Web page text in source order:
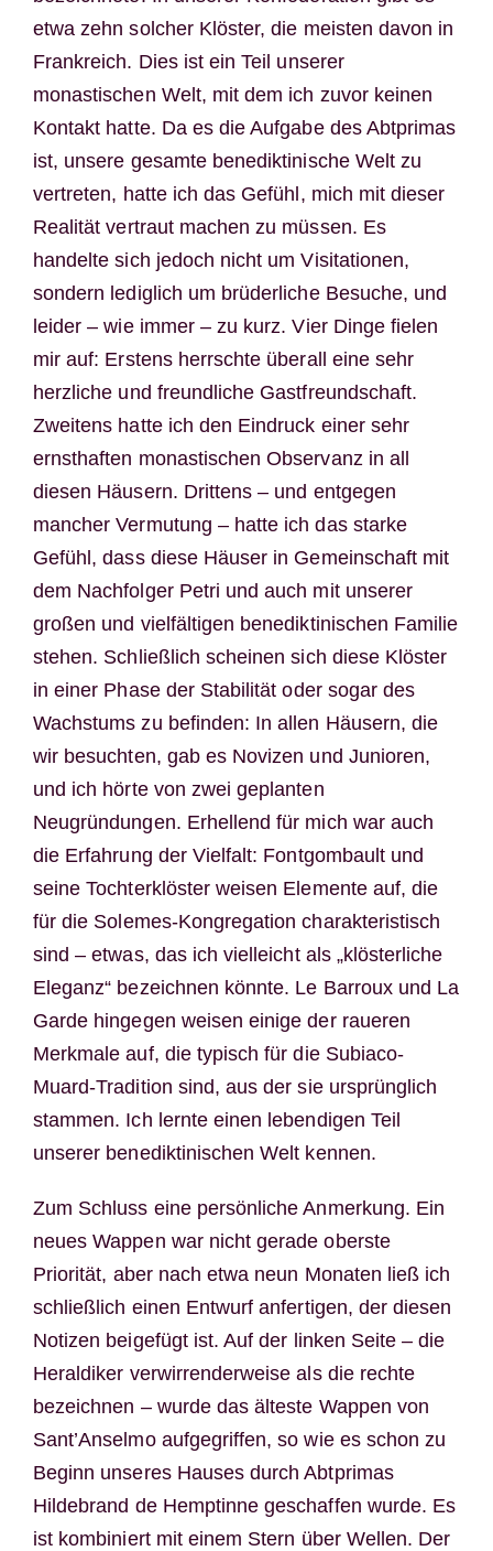
etwa zehn solcher Klöster, die meisten davon in
Frankreich. Dies ist ein Teil unserer
monastischen Welt, mit dem ich zuvor keinen
Kontakt hatte. Da es die Aufgabe des Abtprimas
ist, unsere gesamte benediktinische Welt zu
vertreten, hatte ich das Gefühl, mich mit dieser
Realität vertraut machen zu müssen. Es
handelte sich jedoch nicht um Visitationen,
sondern lediglich um brüderliche Besuche, und
leider – wie immer – zu kurz. Vier Dinge fielen
mir auf: Erstens herrschte überall eine sehr
herzliche und freundliche Gastfreundschaft.
Zweitens hatte ich den Eindruck einer sehr
ernsthaften monastischen Observanz in all
diesen Häusern. Drittens – und entgegen
mancher Vermutung – hatte ich das starke
Gefühl, dass diese Häuser in Gemeinschaft mit
dem Nachfolger Petri und auch mit unserer
großen und vielfältigen benediktinischen Familie
stehen. Schließlich scheinen sich diese Klöster
in einer Phase der Stabilität oder sogar des
Wachstums zu befinden: In allen Häusern, die
wir besuchten, gab es Novizen und Junioren,
und ich hörte von zwei geplanten
Neugründungen. Erhellend für mich war auch
die Erfahrung der Vielfalt: Fontgombault und
seine Tochterklöster weisen Elemente auf, die
für die Solemes-Kongregation charakteristisch
sind – etwas, das ich vielleicht als „klösterliche
Eleganz“ bezeichnen könnte. Le Barroux und La
Garde hingegen weisen einige der raueren
Merkmale auf, die typisch für die Subiaco-
Muard-Tradition sind, aus der sie ursprünglich
stammen. Ich lernte einen lebendigen Teil
unserer benediktinischen Welt kennen.
Zum Schluss eine persönliche Anmerkung. Ein
neues Wappen war nicht gerade oberste
Priorität, aber nach etwa neun Monaten ließ ich
schließlich einen Entwurf anfertigen, der diesen
Notizen beigefügt ist. Auf der linken Seite – die
Heraldiker verwirrenderweise als die rechte
bezeichnen – wurde das älteste Wappen von
Sant’Anselmo aufgegriffen, so wie es schon zu
Beginn unseres Hauses durch Abtprimas
Hildebrand de Hemptinne geschaffen wurde. Es
ist kombiniert mit einem Stern über Wellen. Der